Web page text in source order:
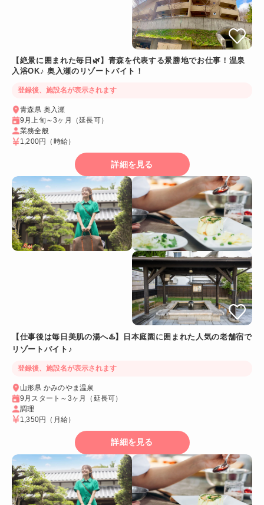
【絶景に囲まれた毎日🌿】青森を代表する景勝地でお仕事！温泉
入浴OK♪ 奥入瀬のリゾートバイト！
登録後、施設名が表示されます
青森県 奥入瀬
9月上旬～3ヶ月（延長可）
業務全般
1,200円
（時給）
詳細を見る
【仕事後は毎日美肌の湯へ♨️】日本庭園に囲まれた人気の老舗宿で
リゾートバイト♪
登録後、施設名が表示されます
山形県 かみのやま温泉
9月スタート～3ヶ月（延長可）
調理
1,350円 （月給）
詳細を見る